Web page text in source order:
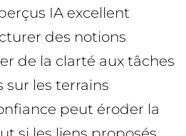
IA excellent
des notions
de la clarté aux tâches
sur les terrains
peut éroder la